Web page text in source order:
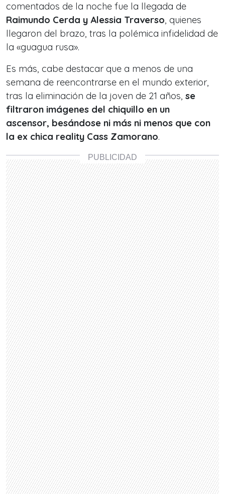
comentados de la noche fue la llegada de
Raimundo Cerda y Alessia Traverso, quienes
llegaron del brazo, tras la polémica infidelidad de
la «guagua rusa».
Es más, cabe destacar que a menos de una
semana de reencontrarse en el mundo exterior,
tras la eliminación de la joven de 21 años, se
filtraron imágenes del chiquillo en un
ascensor, besándose ni más ni menos que con
la ex chica reality Cass Zamorano.